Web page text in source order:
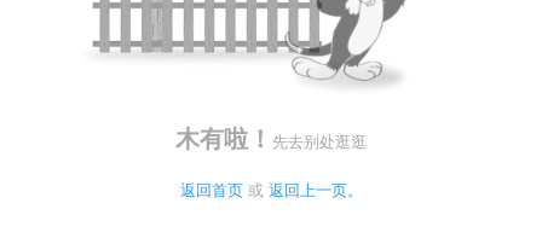
木有啦！ 先去别处逛逛
返回首页 或 返回上一页。